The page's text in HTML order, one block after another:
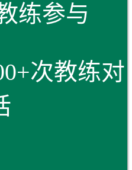
练参与
次教练对